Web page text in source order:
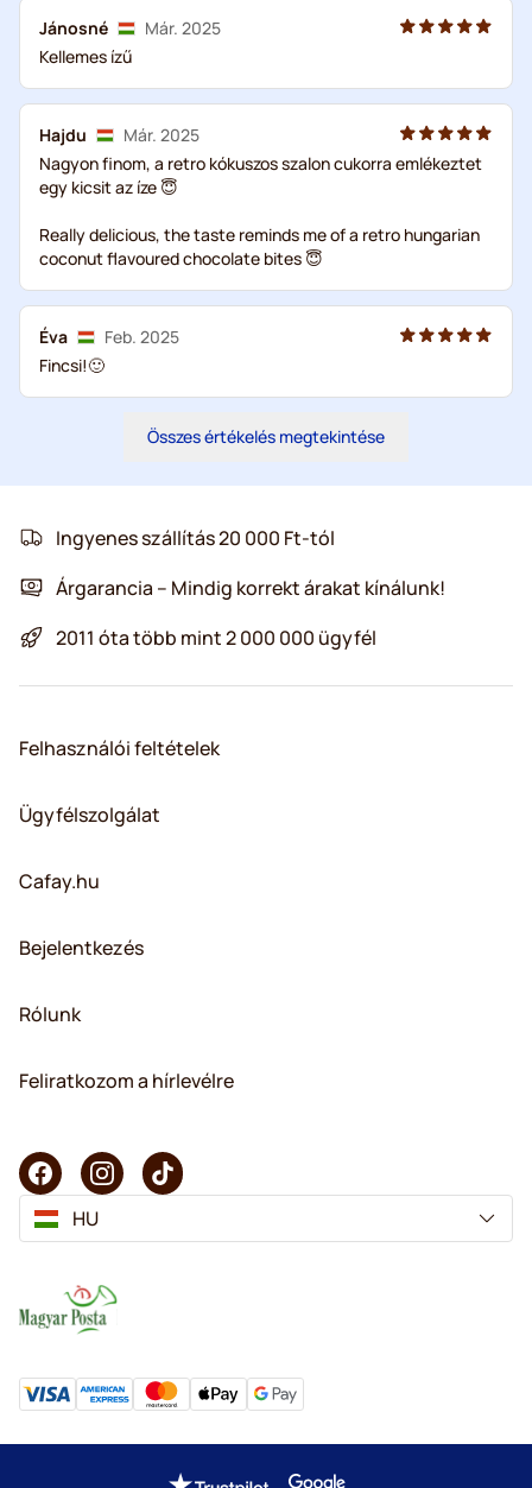
Jánosné
Már. 2025
Kellemes ízű
Hajdu
Már. 2025
Nagyon finom, a retro kókuszos szalon cukorra emlékeztet
egy kicsit az íze 😇
Really delicious, the taste reminds me of a retro hungarian
coconut flavoured chocolate bites 😇
Éva
Feb. 2025
Fincsi!🙂
Összes értékelés megtekintése
Ingyenes szállítás 20 000 Ft-tól
Árgarancia – Mindig korrekt árakat kínálunk!
2011 óta több mint 2 000 000 ügyfél
Felhasználói feltételek
Ügyfélszolgálat
Cafay.hu
Bejelentkezés
Rólunk
Feliratkozom a hírlevélre
HU